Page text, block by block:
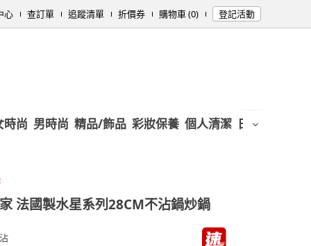
心 查訂單 追蹤清單 折價券 購物車 (0) 登記活動
時尚 男時尚 精品/飾品 彩妝保養 個人清潔 日用/紙品
法國製水星系列28CM不沾鍋炒鍋